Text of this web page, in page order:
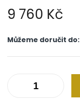
9 760 Kč
cena:
Můžeme doručit do: